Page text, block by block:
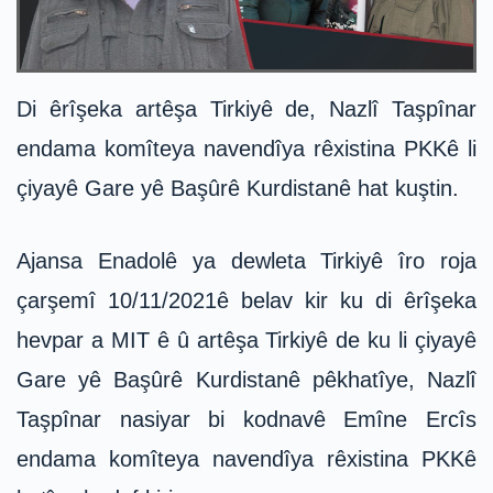
Di êrîşeka artêşa Tirkiyê de, Nazlî Taşpînar
endama komîteya navendîya rêxistina PKKê li
çiyayê Gare yê Başûrê Kurdistanê hat kuştin.
Ajansa Enadolê ya dewleta Tirkiyê îro roja
çarşemî 10/11/2021ê belav kir ku di êrîşeka
hevpar a MIT ê û artêşa Tirkiyê de ku li çiyayê
Gare yê Başûrê Kurdistanê pêkhatîye, Nazlî
Taşpînar nasiyar bi kodnavê Emîne Ercîs
endama komîteya navendîya rêxistina PKKê